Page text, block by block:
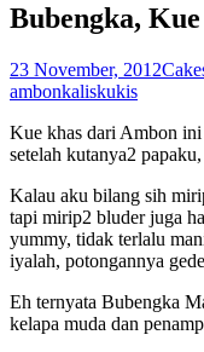
Bubengka,
23 November, 2012
ambonkaliskukis
Kue khas dari Ambon
setelah kutanya2
Kalau aku bilang sih
tapi mirip2 bluder juga
yummy, tidak terlalu
iyalah, potongannya
Eh ternyata Bubengka
kelapa muda dan